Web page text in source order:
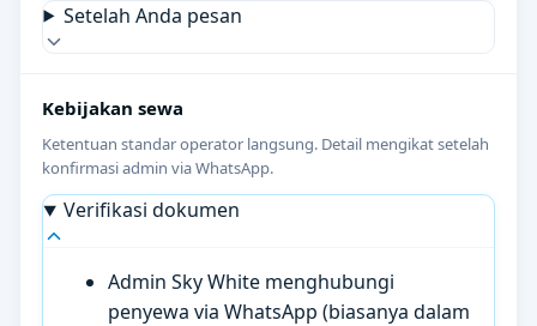
Setelah Anda pesan
Kebijakan sewa
Ketentuan standar operator langsung. Detail mengikat setelah
konfirmasi admin via WhatsApp.
Verifikasi dokumen
Admin Sky White menghubungi
penyewa via WhatsApp (biasanya dalam